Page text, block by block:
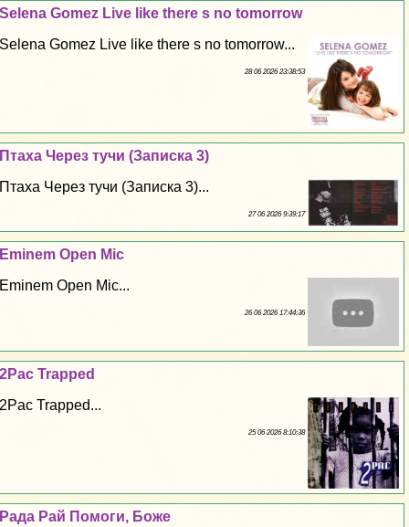
Selena Gomez Live like there s no tomorrow
Selena Gomez Live like there s no tomorrow...
28 06 2026 23:38:53
Птаха Через тучи (Записка 3)
Птаха Через тучи (Записка 3)...
27 06 2026 9:39:17
Eminem Open Mic
Eminem Open Mic...
26 06 2026 17:44:36
2Pac Trapped
2Pac Trapped...
25 06 2026 8:10:38
Рада Рай Помоги, Боже